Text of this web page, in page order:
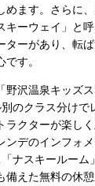
めます​。さらに
キーウェイ」と
ターがあり、転
す​。
野沢温泉キッズ
のクラス分けで
ラクターが楽し
ンデのインフォ
ナスキールーム
備えた無料の休